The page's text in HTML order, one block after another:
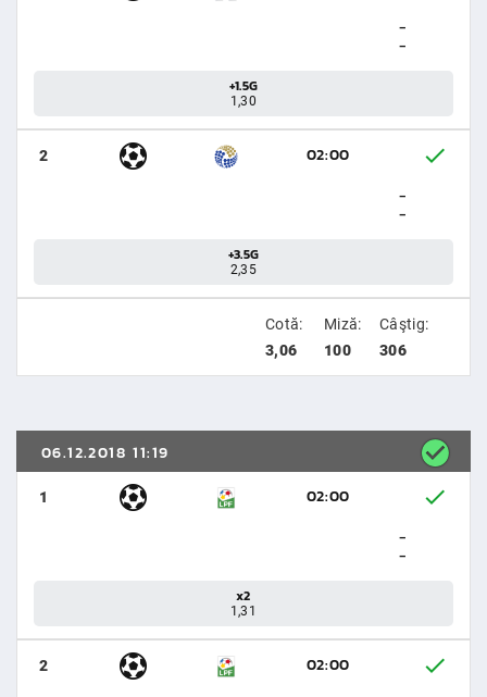
-
-
+1.5G
1,30
2
02:00
-
-
+3.5G
2,35
Cotă:
3,06
Miză:
100
Câştig:
306
06.12.2018 11:19
1
02:00
-
-
x2
1,31
2
02:00